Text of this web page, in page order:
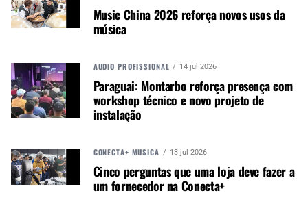
Music China 2026 reforça novos usos da
música
AUDIO PROFISSIONAL 14 jul 2026
Paraguai: Montarbo reforça presença com
workshop técnico e novo projeto de
instalação
CONECTA+ MÚSICA 13 jul 2026
Cinco perguntas que uma loja deve fazer a
um fornecedor na Conecta+